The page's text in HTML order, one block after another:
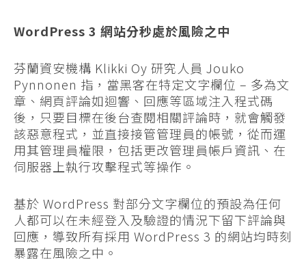
WordPress 3 網站分秒處於風險之中
芬蘭資安機構 Klikki Oy 研究人員 Jouko
Pynnonen 指，當黑客在特定文字欄位 – 多為文
章、網頁評論如迴響、回應等區域注入程式碼
後，只要目標在後台查閱相關評論時，就會觸發
該惡意程式，並直接接管管理員的帳號，從而運
用其管理員權限，包括更改管理員帳戶資訊、在
伺服器上執行攻擊程式等操作。
基於 WordPress 對部分文字欄位的預設為任何
人都可以在未經登入及驗證的情況下留下評論與
回應，導致所有採用 WordPress 3 的網站均時刻
暴露在風險之中。